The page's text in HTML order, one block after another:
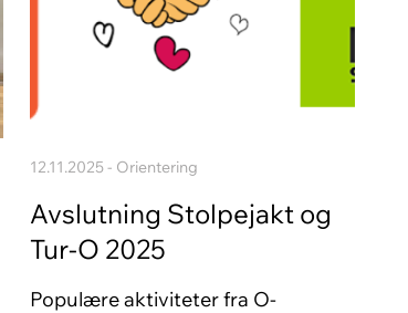
12.11.2025 - Orientering
Avslutning Stolpejakt og
Tur-O 2025
Populære aktiviteter fra O-